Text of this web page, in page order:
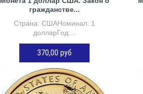
гражданстве...
Страна: СШАНоминал: 1
долларГод:...
370,00 руб
ДОБАВИТЬ В КОРЗИНУ